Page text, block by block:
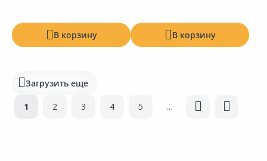
В корзину В корзину
Загрузить еще
Страницы
1 2 3 4 5 …